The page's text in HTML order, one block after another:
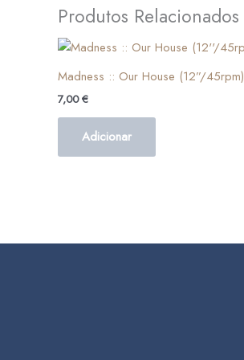
Produtos Relacionados
Madness :: Our House (12”/45rpm)
7,00€
Adicionar